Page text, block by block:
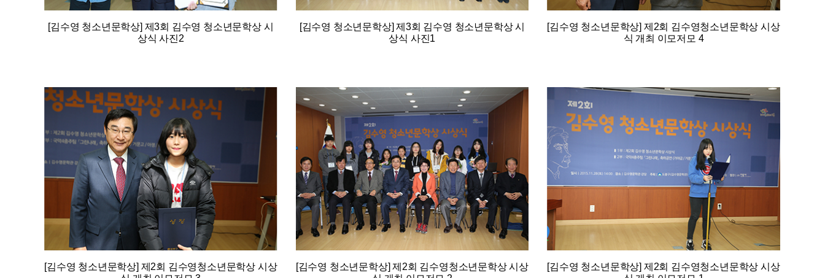
[김수영 청소년문학상] 제3회 김수영 청소년문학상 시
상식 사진2
[김수영 청소년문학상] 제3회 김수영 청소년문학상 시
상식 사진1
[김수영 청소년문학상] 제2회 김수영청소년문학상 시상
식 개최 이모저모 4
[김수영 청소년문학상] 제2회 김수영청소년문학상 시상
[김수영 청소년문학상] 제2회 김수영청소년문학상 시상
[김수영 청소년문학상] 제2회 김수영청소년문학상 시상